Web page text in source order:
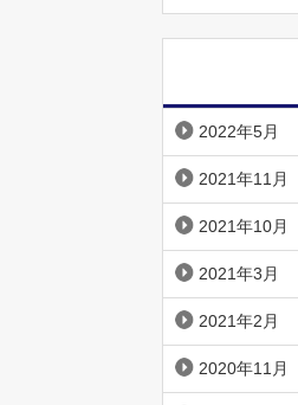
2022年5月
2021年11月
2021年10月
2021年3月
2021年2月
2020年11月